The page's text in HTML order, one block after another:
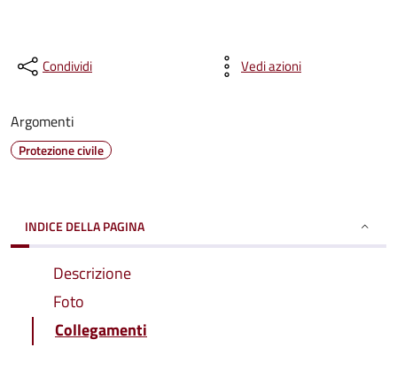
Condividi Vedi azioni
Argomenti
Protezione civile
INDICE DELLA PAGINA
Descrizione
Foto
Collegamenti